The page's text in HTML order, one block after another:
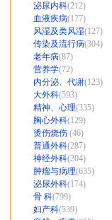
泌尿内科(212)
血液疾病(177)
风湿及类风湿(127)
传染及流行病(304)
老年病(87)
营养学(72)
内分泌、代谢(123)
大外科(593)
精神、心理(335)
胸心外科(129)
烫伤烧伤 (46)
普通外科(287)
神经外科(204)
肿瘤与病理(635)
泌尿外科(174)
骨 科(799)
妇产科(539)